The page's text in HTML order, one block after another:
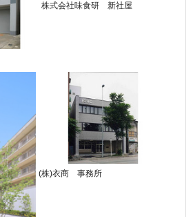
株式会社味食研 新社屋
(株)衣商 事務所